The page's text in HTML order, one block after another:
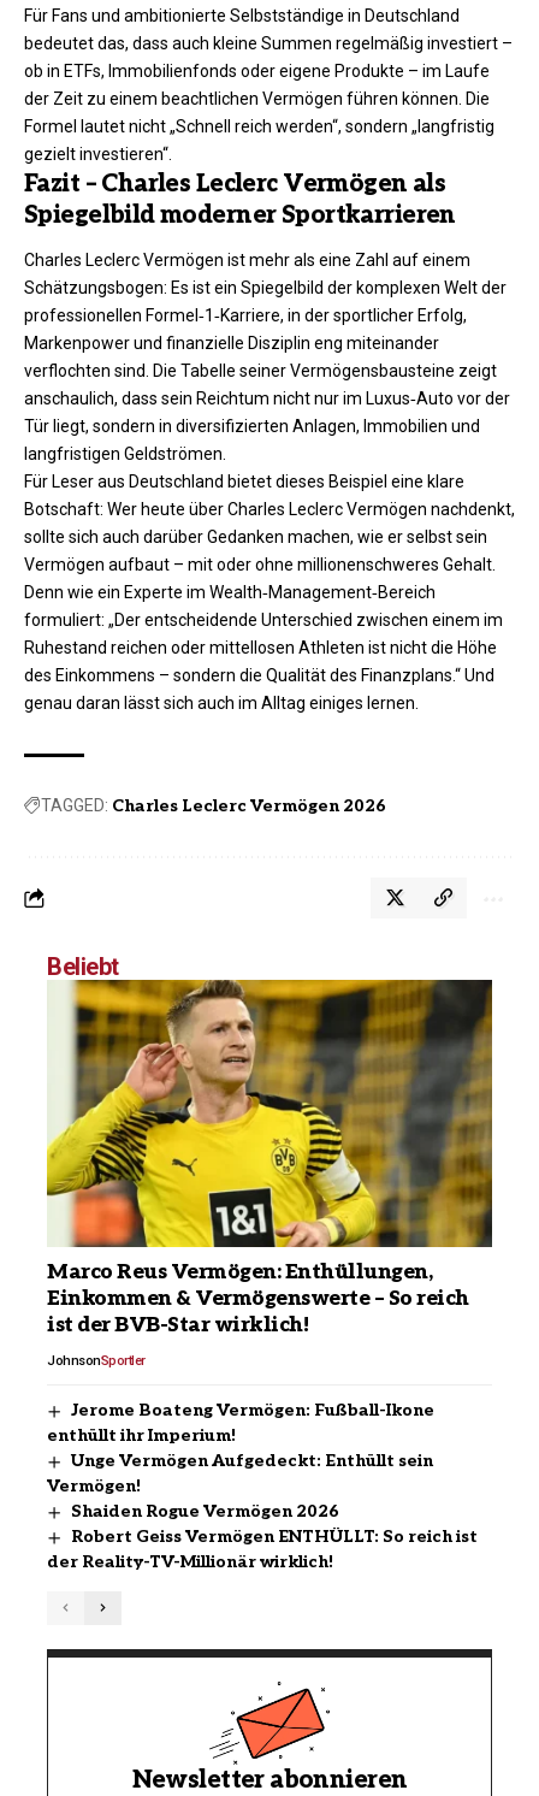
Für Fans und ambitionierte Selbstständige in Deutschland
bedeutet das, dass auch kleine Summen regelmäßig investiert –
ob in ETFs, Immobilienfonds oder eigene Produkte – im Laufe
der Zeit zu einem beachtlichen Vermögen führen können. Die
Formel lautet nicht „Schnell reich werden“, sondern „langfristig
gezielt investieren“.
Fazit – Charles Leclerc Vermögen als
Spiegelbild moderner Sportkarrieren
Charles Leclerc Vermögen ist mehr als eine Zahl auf einem
Schätzungsbogen: Es ist ein Spiegelbild der komplexen Welt der
professionellen Formel‑1‑Karriere, in der sportlicher Erfolg,
Markenpower und finanzielle Disziplin eng miteinander
verflochten sind. Die Tabelle seiner Vermögensbausteine zeigt
anschaulich, dass sein Reichtum nicht nur im Luxus‑Auto vor der
Tür liegt, sondern in diversifizierten Anlagen, Immobilien und
langfristigen Geldströmen.
Für Leser aus Deutschland bietet dieses Beispiel eine klare
Botschaft: Wer heute über Charles Leclerc Vermögen nachdenkt,
sollte sich auch darüber Gedanken machen, wie er selbst sein
Vermögen aufbaut – mit oder ohne millionenschweres Gehalt.
Denn wie ein Experte im Wealth‑Management‑Bereich
formuliert: „Der entscheidende Unterschied zwischen einem im
Ruhestand reichen oder mittellosen Athleten ist nicht die Höhe
des Einkommens – sondern die Qualität des Finanzplans.“ Und
genau daran lässt sich auch im Alltag einiges lernen.
TAGGED: Charles Leclerc Vermögen 2026
Beliebt
Marco Reus Vermögen: Enthüllungen,
Einkommen & Vermögenswerte – So reich
ist der BVB-Star wirklich!
JohnsonSportler
Jerome Boateng Vermögen: Fußball-Ikone
enthüllt ihr Imperium!
Unge Vermögen Aufgedeckt: Enthüllt sein
Vermögen!
Shaiden Rogue Vermögen 2026
Robert Geiss Vermögen ENTHÜLLT: So reich ist
der Reality-TV-Millionär wirklich!
Newsletter abonnieren